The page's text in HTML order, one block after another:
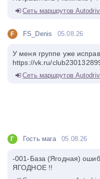
Сеть маршрутов
F FS_Denis 05.08.26
У меня группе уже
https://vk.ru/
Сеть маршрутов
Г Гость мага 05.08.26
-001-База (Ягодная)
ЯГОДНОЕ !!